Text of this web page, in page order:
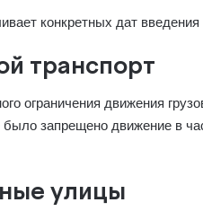
конкретных дат введения
транспорт
ограничения движения
запрещено движение в
улицы